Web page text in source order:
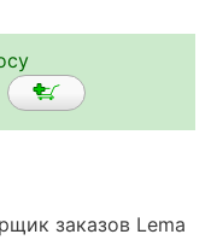
заказов Lema